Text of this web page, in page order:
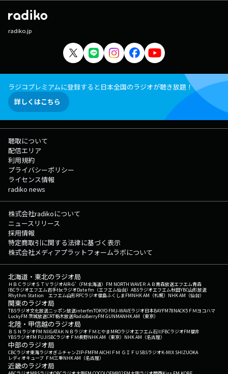
radiko.jp
ラジコプレミアムに登録すると日本全国のラジオが聴き放題！
詳しくはこちら
聴取について
配信エリア
利用規約
プライバシーポリシー
ライセンス情報
radiko news
株式会社radikoについて
ニュースリリース
採用情報
特定商取引に関する法律に基づく表示
株式会社メディアプラットフォームラボについて
北海道・東北のラジオ局
ＨＢＣラジオＳＴＶラジオAIR-G'（FM北海道） FM NORTH WAVEＲＡＢ青森放送エフエム青森
IBCラジオエフエム岩手tbcラジオDate fm（エフエム仙台） ABSラジオエフエム秋田YBC山形放送
Rhythm Station エフエム山形RFCラジオ福島ふくしまFMNHK AM（札幌） NHK AM（仙台）
関東のラジオ局
TBSラジオ文化放送ニッポン放送interfmTOKYO FMJ-WAVEラジオ日本BAYFM78NACK5 ＦＭヨコハマ
LuckyFM 茨城放送CRT栃木放送RadioBerryFM GUNMANHK AM（東京）
北陸・甲信越のラジオ局
ＢＳＮラジオFM NIIGATAＫＮＢラジオ ＦＭとやまMROラジオエフエム石川FBCラジオFM福井
YBSラジオFM FUJISBCラジオ ＦＭ長野NHK AM（東京） NHK AM（名古屋）
中部のラジオ局
CBCラジオ東海ラジオぎふチャンZIP-FMFM AICHI ＦＭ ＧＩＦＵ SBSラジオK-MIX SHIZUOKA
レディオキューブ ＦＭ三重NHK AM（名古屋）
近畿のラジオ局